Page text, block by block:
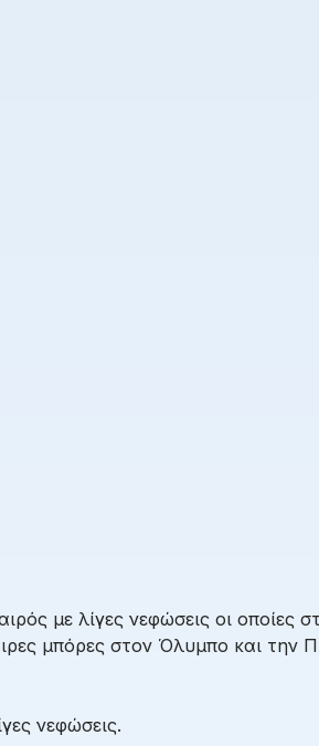
με λίγες νεφώσεις οι οποίες
μπόρες στον Όλυμπο και την
νεφώσεις.